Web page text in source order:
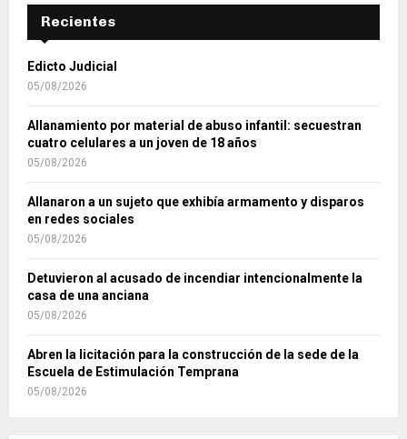
Recientes
Edicto Judicial
05/08/2026
Allanamiento por material de abuso infantil: secuestran
cuatro celulares a un joven de 18 años
05/08/2026
Allanaron a un sujeto que exhibía armamento y disparos
en redes sociales
05/08/2026
Detuvieron al acusado de incendiar intencionalmente la
casa de una anciana
05/08/2026
Abren la licitación para la construcción de la sede de la
Escuela de Estimulación Temprana
05/08/2026